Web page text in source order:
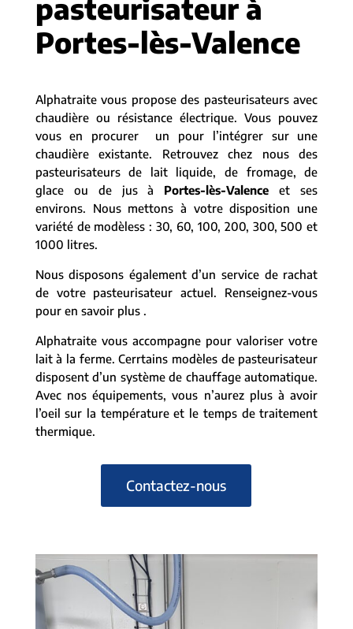
pasteurisateur à
Portes-lès-Valence
Alphatraite vous propose des pasteurisateurs avec
chaudière ou résistance électrique. Vous pouvez
vous en procurer un pour l’intégrer sur une
chaudière existante. Retrouvez chez nous des
pasteurisateurs de lait liquide, de fromage, de
glace ou de jus à Portes-lès-Valence et ses
environs. Nous mettons à votre disposition une
variété de modèless : 30, 60, 100, 200, 300, 500 et
1000 litres.
Nous disposons également d’un service de rachat
de votre pasteurisateur actuel. Renseignez-vous
pour en savoir plus .
Alphatraite vous accompagne pour valoriser votre
lait à la ferme. Cerrtains modèles de pasteurisateur
disposent d’un système de chauffage automatique.
Avec nos équipements, vous n’aurez plus à avoir
l’oeil sur la température et le temps de traitement
thermique.
Contactez-nous